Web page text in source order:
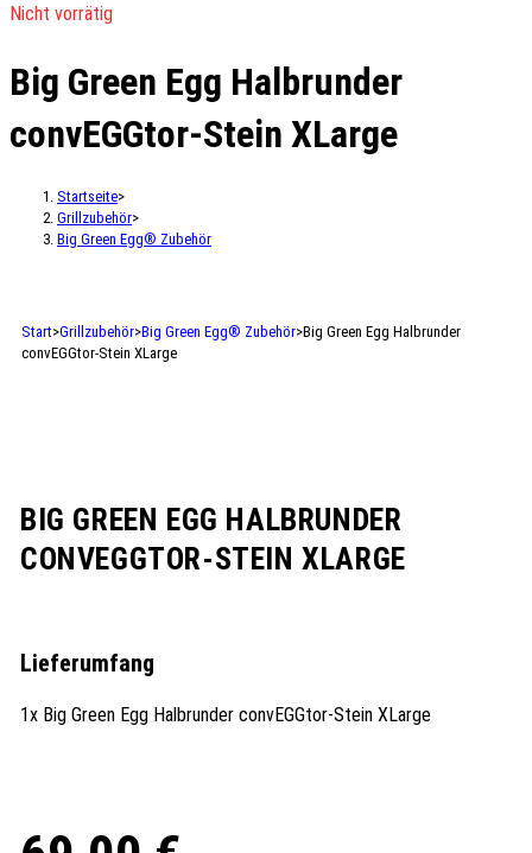
Nicht vorrätig
Big Green Egg Halbrunder
convEGGtor-Stein XLarge
Startseite>
Grillzubehör>
Big Green Egg® Zubehör
Start>Grillzubehör>Big Green Egg® Zubehör>Big Green Egg Halbrunder
convEGGtor-Stein XLarge
BIG GREEN EGG HALBRUNDER
CONVEGGTOR-STEIN XLARGE
Lieferumfang
1x Big Green Egg Halbrunder convEGGtor-Stein XLarge